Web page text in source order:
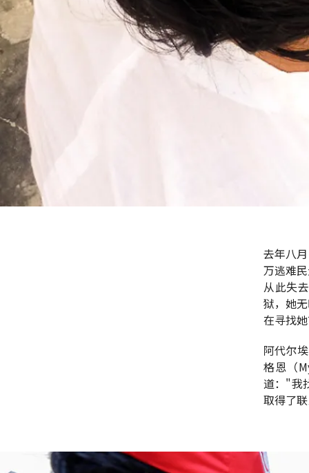
去年八
万逃难
从此失
狱，她
在寻找
阿代尔
格恩（
道："我
取得了